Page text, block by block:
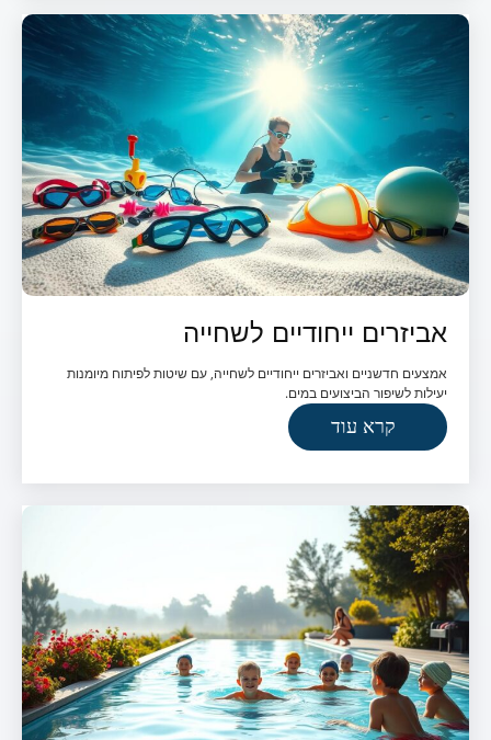
אביזרים ייחודיים לשחייה
אמצעים חדשניים ואביזרים ייחודיים לשחייה, עם שיטות לפיתוח מיומנות
יעילות לשיפור הביצועים במים.
קרא עוד